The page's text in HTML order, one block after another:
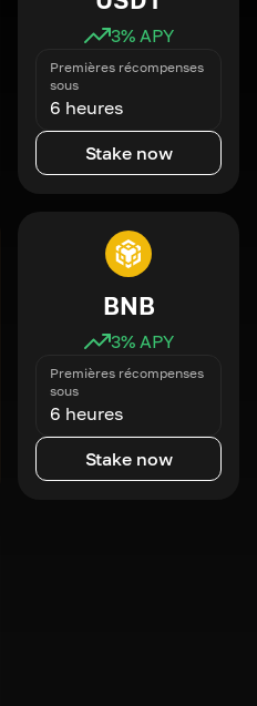
3% APY
Premières récompenses
sous
6 heures
Stake now
BNB
3% APY
Premières récompenses
sous
6 heures
Stake now